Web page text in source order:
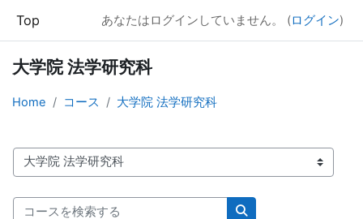
Top あなたはログインしていません。 (ログイン)
大学院 法学研究科
Home コース 大学院 法学研究科
コースカテゴリ
コースを検索する